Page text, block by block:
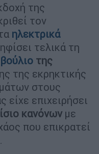
της
τον
ηλεκτρικά
τελικά τη
της
της εκρηκτικής
στους
επιχειρήσει
κανόνων με
που επικρατεί